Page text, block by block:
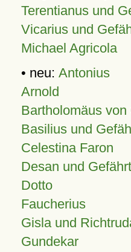
Terentianus und
Vicarius und
Michael Agricola
• neu: Antonius
Arnold
Bartholomäus
Basilius und
Celestina Faron
Desan und
Dotto
Faucherius
Gisla und
Gundekar